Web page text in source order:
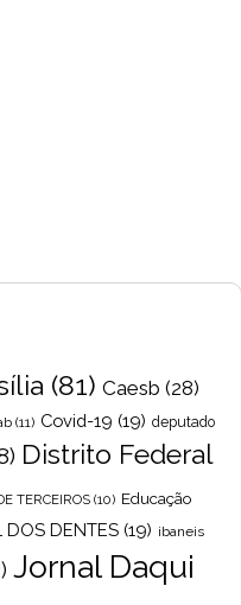
(81) Caesb (28)
(11) Covid-19 (19) deputado
Distrito Federal
TERCEIROS (10) Educação
DOS DENTES (19) ibaneis
Jornal Daqui